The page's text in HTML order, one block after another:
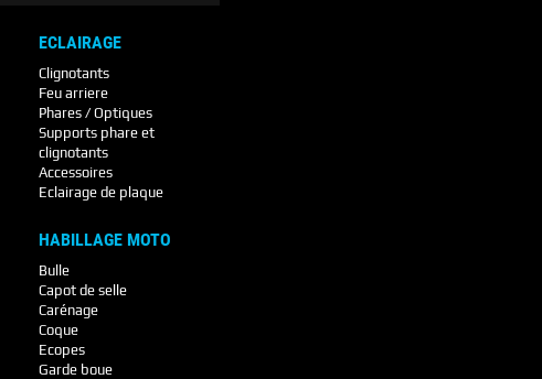
ECLAIRAGE
Clignotants
Feu arriere
Phares / Optiques
Supports phare et
clignotants
Accessoires
Eclairage de plaque
HABILLAGE MOTO
Bulle
Capot de selle
Carénage
Coque
Ecopes
Garde boue